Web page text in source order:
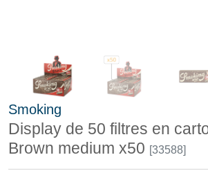
Smoking
Display de 50 filtres en
Brown medium x50 [33588]